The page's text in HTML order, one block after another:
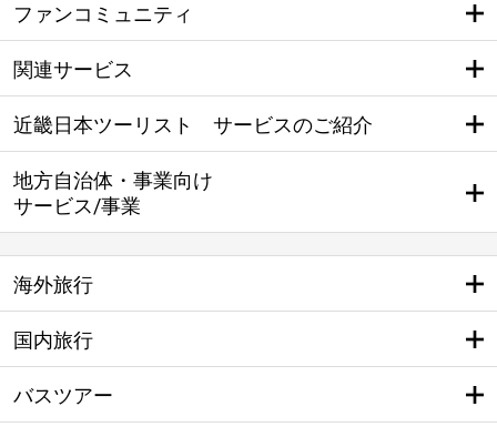
ファンコミュニティ
関連サービス
近畿日本ツーリスト サービスのご紹介
地方自治体・事業向け
サービス/事業
海外旅行
国内旅行
バスツアー